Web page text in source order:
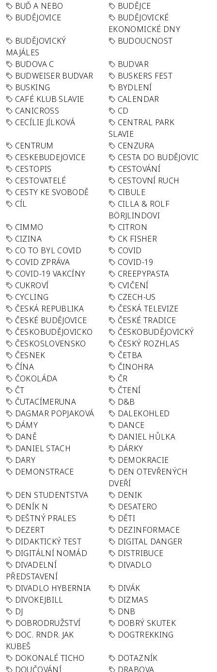
BUĎ A NEBO
BUDĚJCE
BUDĚJOVICE
BUDĚJOVICKÉ
EKONOMICKÉ DNY
BUDĚJOVICKÝ
MAJÁLES
BUDOUCNOST
BUDOVA C
BUDVAR
BUDWEISER BUDVAR
BUSKERS FEST
BUSKING
BYDLENÍ
CAFÉ KLUB SLAVIE
CALENDAR
CANICROSS
CD
CECÍLIE JÍLKOVÁ
CENTRAL PARK
SLAVIE
CENTRUM
CENZURA
CESKEBUDEJOVICE
CESTA DO BUDĚJOVIC
CESTOPIS
CESTOVÁNÍ
CESTOVATELÉ
CESTOVNÍ RUCH
CESTY KE SVOBODĚ
CIBULE
CÍL
CILLA & ROLF
BÖRJLINDOVI
CIMMO
CITRON
CIZINA
CK FISHER
CO TO BYL COVID
COVID
COVID ZPRÁVA
COVID-19
COVID-19 VAKCÍNY
CREEPYPASTA
CUKROVÍ
CVIČENÍ
CYCLING
CZECH-US
ČESKÁ REPUBLIKA
ČESKÁ TELEVIZE
ČESKÉ BUDĚJOVICE
ČESKÉ TRADICE
ČESKOBUDĚJOVICKO
ČESKOBUDĚJOVICKÝ
ČESKOSLOVENSKO
ČESKÝ ROZHLAS
ČESNEK
ČETBA
ČÍNA
ČINOHRA
ČOKOLÁDA
ČR
ČT
ČTENÍ
ČUTACÍMERUNA
D&B
DAGMAR POPJAKOVÁ
DALEKOHLED
DÁMY
DANCE
DANĚ
DANIEL HŮLKA
DANIEL STACH
DÁRKY
DARY
DEMOKRACIE
DEMONSTRACE
DEN OTEVŘENÝCH
DVEŘÍ
DEN STUDENTSTVA
DENIK
DENÍK N
DESATERO
DEŠTNÝ PRALES
DĚTI
DEZERT
DEZINFORMACE
DIDAKTICKÝ TEST
DIGITAL DANGER
DIGITÁLNÍ NOMÁD
DISTRIBUCE
DIVADELNÍ
PŘEDSTAVENÍ
DIVADLO
DIVADLO HYBERNIA
DIVÁK
DIVOKEJBILL
DIZMAS
DJ
DNB
DOBRODRUŽSTVÍ
DOBRÝ SKUTEK
DOC. RNDR. JAK
KUBEŠ
DOGTREKKING
DOKONALÉ TICHO
DOTAZNÍK
DOUČOVÁNÍ
DRABOVA